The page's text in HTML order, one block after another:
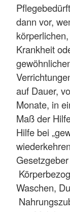
dann vor,
Krankheit
auf Dauer,
Monate, in
Maß der
Hilfe bei
Waschen,